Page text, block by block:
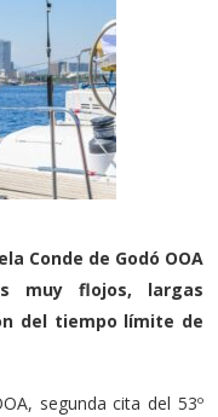
Conde de Godó OOA
muy flojos, largas
del tiempo límite de
segunda cita del 53º